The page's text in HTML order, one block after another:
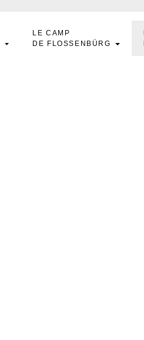
LE CAMP
DE FLOSSENBÜRG